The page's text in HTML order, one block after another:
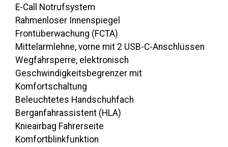
E-Call Notrufsystem
Rahmenloser Innenspiegel
Frontüberwachung (FCTA)
Mittelarmlehne, vorne mit 2 USB-C-Anschlüssen
Wegfahrsperre, elektronisch
Geschwindigkeitsbegrenzer mit
Komfortschaltung
Beleuchtetes Handschuhfach
Berganfahrassistent (HLA)
Knieairbag Fahrerseite
Komfortblinkfunktion